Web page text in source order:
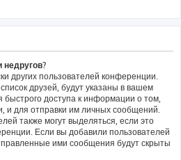
недругов?
других пользователей конференции.
друзей, будут указаны в вашем
доступа к информации о том,
и для отправки им личных сообщений.
также могут выделяться, если это
Если вы добавили пользователей
ими сообщения будут скрыты